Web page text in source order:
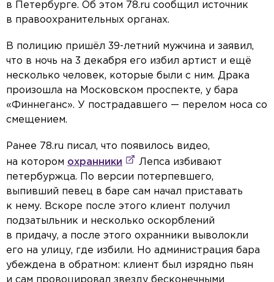
в Петербурге. Об этом 78.ru сообщил источник
в правоохранительных органах.
В полицию пришёл 39-летний мужчина и заявил,
что в ночь на 3 декабря его избил артист и ещё
несколько человек, которые были с ним. Драка
произошла на Московском проспекте, у бара
«Финнеганс». У пострадавшего — перелом носа со
смещением.
Ранее 78.ru писал, что появилось видео,
на котором охранники
Лепса избивают
петербуржца. По версии потерпевшего,
выпивший певец в баре сам начал приставать
к нему. Вскоре после этого клиент получил
подзатыльник и несколько оскорблений
в придачу, а после этого охранники выволокли
его на улицу, где избили. Но администрация бара
убеждена в обратном: клиент был изрядно пьян
и сам провоцировал звезду бесконечными